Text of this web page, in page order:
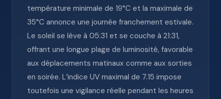
température minimale de 19°C et la maximale de
35°C annonce une journée franchement estivale.
Le soleil se lève à 05:31 et se couche à 21:31,
offrant une longue plage de luminosité, favorable
aux déplacements matinaux comme aux sorties
en soirée. L’indice UV maximal de 7.15 impose
toutefois une vigilance réelle pendant les heures